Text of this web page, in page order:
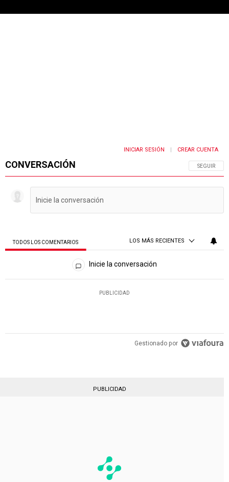
CONVERSACIÓN SIGA ESTA
SEGUIR
INICIAR SESIÓN CREAR CUENTA
TODOS LOS COMENTARIOS LOS MÁS RECIENTES
Todos los comentarios
Inicie la conversación
PUBLICIDAD
Gestionado por
PUBLICIDAD